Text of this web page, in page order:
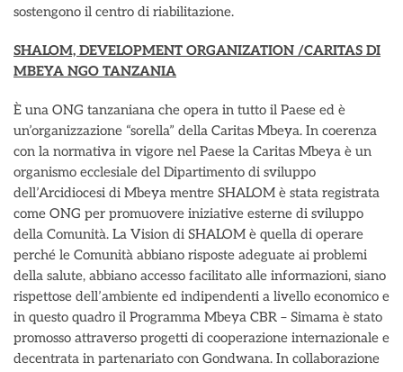
sostengono il centro di riabilitazione.
SHALOM, DEVELOPMENT ORGANIZATION /CARITAS DI
MBEYA NGO TANZANIA
È una ONG tanzaniana che opera in tutto il Paese ed è
un’organizzazione “sorella” della Caritas Mbeya. In coerenza
con la normativa in vigore nel Paese la Caritas Mbeya è un
organismo ecclesiale del Dipartimento di sviluppo
dell’Arcidiocesi di Mbeya mentre SHALOM è stata registrata
come ONG per promuovere iniziative esterne di sviluppo
della Comunità. La Vision di SHALOM è quella di operare
perché le Comunità abbiano risposte adeguate ai problemi
della salute, abbiano accesso facilitato alle informazioni, siano
rispettose dell’ambiente ed indipendenti a livello economico e
in questo quadro il Programma Mbeya CBR – Simama è stato
promosso attraverso progetti di cooperazione internazionale e
decentrata in partenariato con Gondwana. In collaborazione